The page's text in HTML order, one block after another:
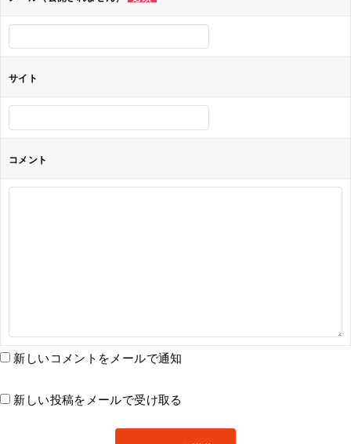
ン
サイト
コメント
新しいコメントをメールで通知
新しい投稿をメールで受け取る